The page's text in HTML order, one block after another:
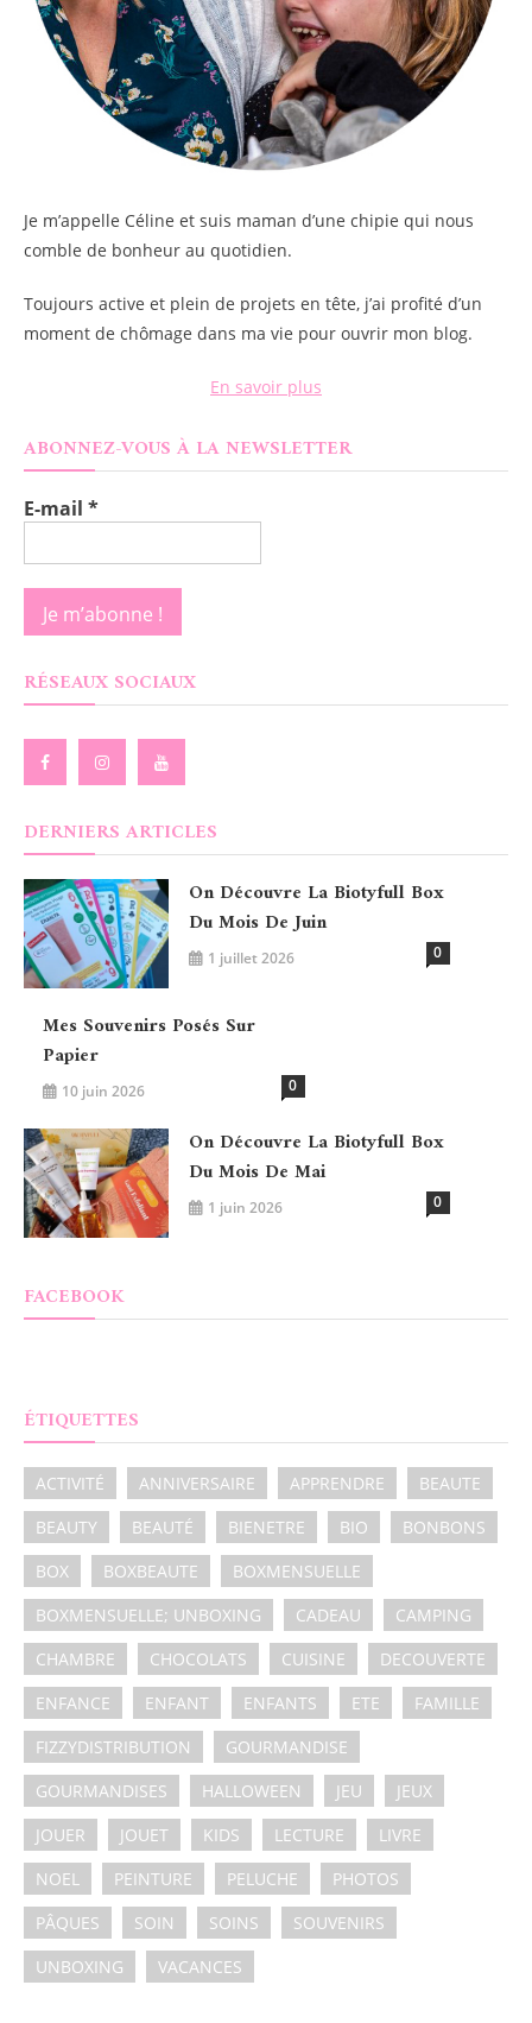
Je m’appelle Céline et suis maman d’une chipie qui nous
comble de bonheur au quotidien.
Toujours active et plein de projets en tête, j’ai profité d’un
moment de chômage dans ma vie pour ouvrir mon blog.
En savoir plus
ABONNEZ-VOUS À LA NEWSLETTER
E-mail *
RÉSEAUX SOCIAUX
DERNIERS ARTICLES
On Découvre La Biotyfull Box
Du Mois De Juin
1 juillet 2026 0
Mes Souvenirs Posés Sur
Papier
10 juin 2026 0
On Découvre La Biotyfull Box
Du Mois De Mai
1 juin 2026 0
FACEBOOK
ÉTIQUETTES
ACTIVITÉ ANNIVERSAIRE APPRENDRE
BEAUTE
BEAUTY
BEAUTÉ BIENETRE BIO
BONBONS
BOX
BOXBEAUTE
BOXMENSUELLE
BOXMENSUELLE; UNBOXING
CADEAU
CAMPING
CHAMBRE
CHOCOLATS CUISINE
DECOUVERTE
ENFANCE
ENFANT ENFANTS ETE
FAMILLE
FIZZYDISTRIBUTION
GOURMANDISE
GOURMANDISES
HALLOWEEN JEU
JEUX
JOUER
JOUET KIDS LECTURE
LIVRE
NOEL
PEINTURE PELUCHE
PHOTOS
PÂQUES
SOIN SOINS
SOUVENIRS
UNBOXING
VACANCES